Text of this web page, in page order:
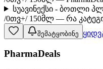
სუავინექსი - ბოთლი
/0თვ+/ 150მლ — რა
შემატყობინე
PharmaDeals